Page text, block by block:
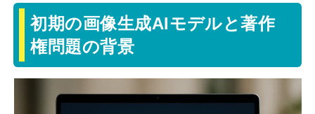
初期の画像生成AIモデルと著作
権問題の背景